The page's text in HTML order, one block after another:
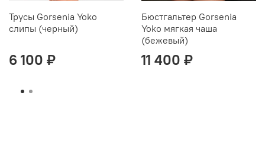
Трусы Gorsenia Yoko
слипы (черный)
6 100 ₽
Бюстгальтер Gorsenia
Yoko мягкая чаша
(бежевый)
11 400 ₽